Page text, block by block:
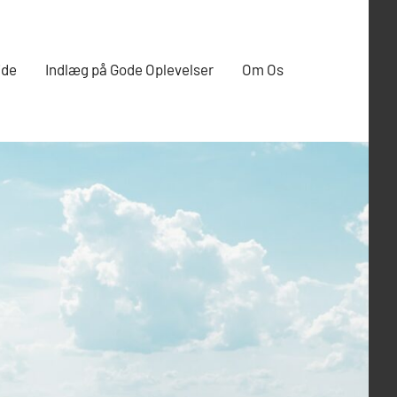
Indlæg på Gode Oplevelser Om Os